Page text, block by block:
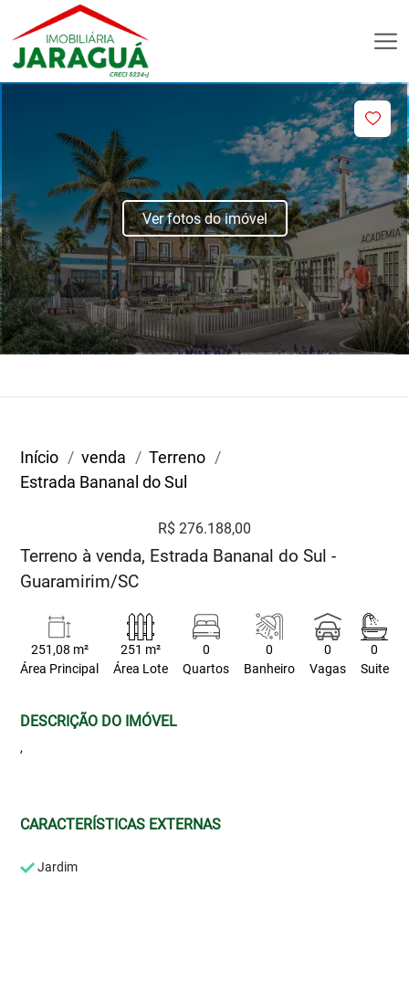
Ver fotos do imóvel
Início venda
Terreno
Estrada Bananal do Sul
R$ 276.188,00
Terreno à venda, Estrada Bananal do Sul -
Guaramirim/SC
251,08 m²
Área Principal
251 m²
Área Lote
0
Quartos
0
Banheiro
0
Vagas
0
Suite
DESCRIÇÃO DO IMÓVEL
,
CARACTERÍSTICAS EXTERNAS
Jardim